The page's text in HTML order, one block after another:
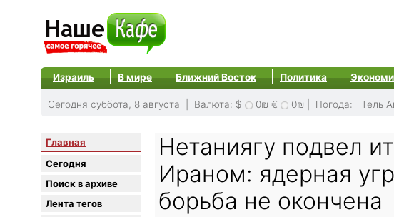
Израиль В мире Ближний Восток Политика
Сегодня суббота, 8 августа | Валюта: $ 0₪ € 0₪ Погода: Тель
Главная
Сегодня
Поиск в архиве
Лента тегов
Нетаниягу подвел
Ираном: ядерная
борьба не окончена